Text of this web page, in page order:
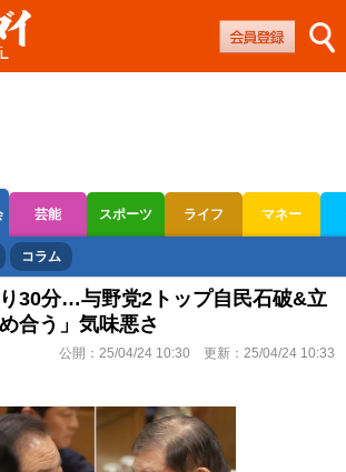
芸能 スポーツ ライフ マネー
オートレース
コラム
30分…与野党2トップ自民石破&立
合う」気味悪さ
公開： 25/04/24 10:30 更新： 25/04/24 10:33